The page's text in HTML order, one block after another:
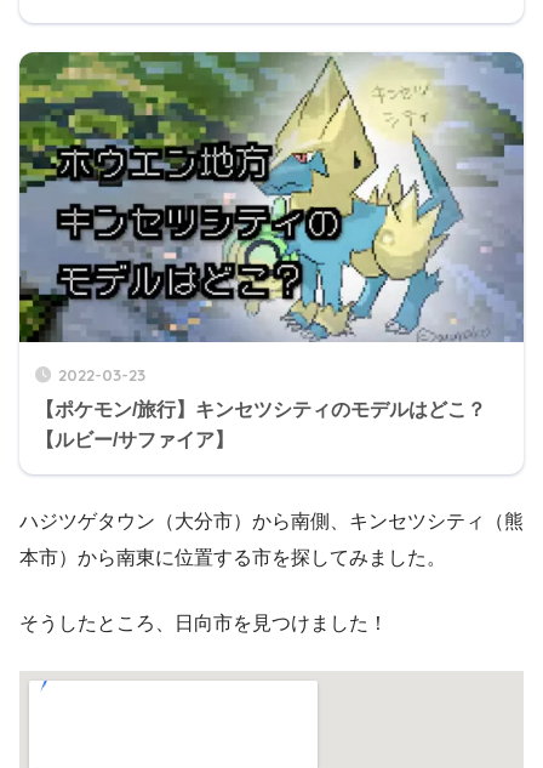
2022-03-23
【ポケモン/旅行】キンセツシティのモデルはどこ？
【ルビー/サファイア】
ハジツゲタウン（大分市）から南側、キンセツシティ（熊
本市）から南東に位置する市を探してみました。
そうしたところ、日向市を見つけました！